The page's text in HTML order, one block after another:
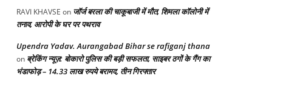
RAVI KHAVSE on जॉर्ज बरला की चाकूबाजी में मौत, शिमला कॉलोनी में
तनाव, आरोपी के घर पर पथराव
Upendra Yadav. Aurangabad Bihar se rafiganj thana
on ब्रेकिंग न्यूज़: बोकारो पुलिस की बड़ी सफलता, साइबर ठगों के गैंग का
भंडाफोड़ – 14.33 लाख रुपये बरामद, तीन गिरफ्तार